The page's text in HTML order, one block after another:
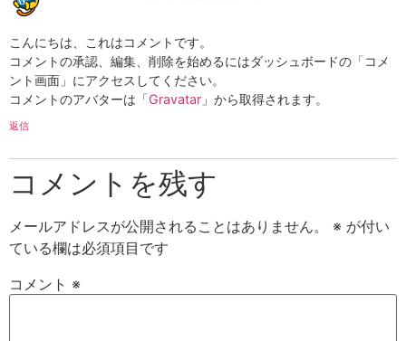
こんにちは、これはコメントです。
コメントの承認、編集、削除を始めるにはダッシュボードの「コメ
ント画面」にアクセスしてください。
コメントのアバターは「Gravatar 」から取得されます。
返信
コメントを残す
メールアドレスが公開されることはありません。 ※ が付い
ている欄は必須項目です
コメント ※